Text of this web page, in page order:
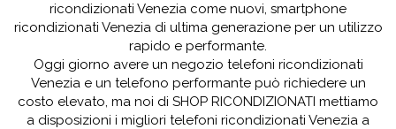
ricondizionati Venezia come nuovi, smartphone
ricondizionati Venezia di ultima generazione per un utilizzo
rapido e performante.
Oggi giorno avere un negozio telefoni ricondizionati
Venezia e un telefono performante può richiedere un
costo elevato, ma noi di SHOP RICONDIZIONATI mettiamo
a disposizioni i migliori telefoni ricondizionati Venezia a